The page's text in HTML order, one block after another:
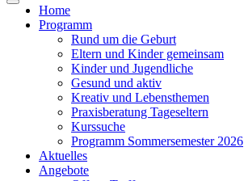
Toggle
navigation
Home
Programm
Rund um die Geburt
Eltern und Kinder gemeinsam
Kinder und Jugendliche
Gesund und aktiv
Kreativ und Lebensthemen
Praxisberatung Tageseltern
Kurssuche
Programm Sommersemester 2026
Aktuelles
Angebote